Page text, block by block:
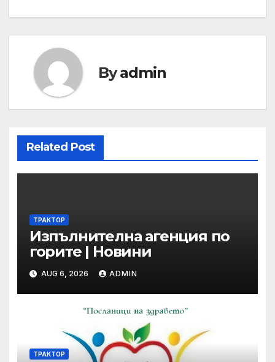
Byadmin
Related Post
ТРАКТОР
Изпълнителна агенция по
горите | Новини
AUG 6, 2026 ADMIN
ТРАКТОР